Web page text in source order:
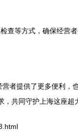
查等方式，确保经营
者提供了更多便利，
共同守护上海这座超